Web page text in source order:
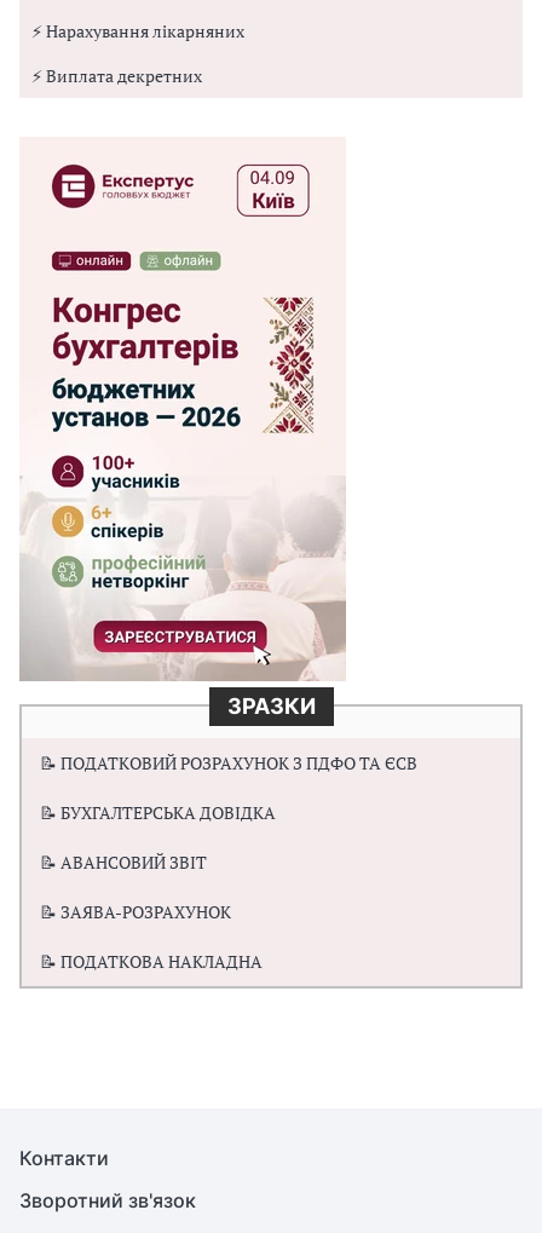
⚡ Нарахування лікарняних
⚡ Виплата декретних
ЗРАЗКИ
📝 ПОДАТКОВИЙ РОЗРАХУНОК З ПДФО ТА ЄСВ
📝 БУХГАЛТЕРСЬКА ДОВІДКА
📝 АВАНСОВИЙ ЗВІТ
📝 ЗАЯВА-РОЗРАХУНОК
📝 ПОДАТКОВА НАКЛАДНА
Контакти
Зворотний зв'язок